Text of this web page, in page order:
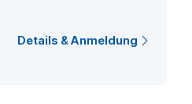
Details & Anmeldung